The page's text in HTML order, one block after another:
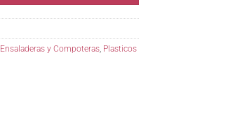
Ensaladeras y Compoteras Plasticos